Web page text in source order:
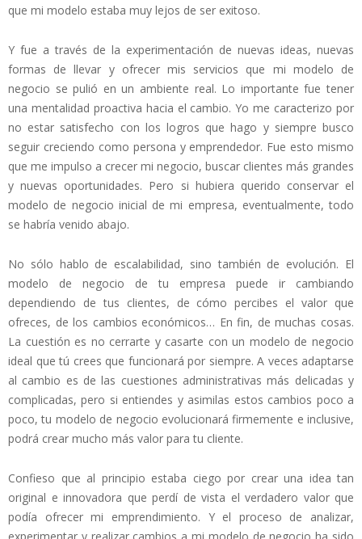
que mi modelo estaba muy lejos de ser exitoso.
Y fue a través de la experimentación de nuevas ideas, nuevas
formas de llevar y ofrecer mis servicios que mi modelo de
negocio se pulió en un ambiente real. Lo importante fue tener
una mentalidad proactiva hacia el cambio. Yo me caracterizo por
no estar satisfecho con los logros que hago y siempre busco
seguir creciendo como persona y emprendedor. Fue esto mismo
que me impulso a crecer mi negocio, buscar clientes más grandes
y nuevas oportunidades. Pero si hubiera querido conservar el
modelo de negocio inicial de mi empresa, eventualmente, todo
se habría venido abajo.
No sólo hablo de escalabilidad, sino también de evolución. El
modelo de negocio de tu empresa puede ir cambiando
dependiendo de tus clientes, de cómo percibes el valor que
ofreces, de los cambios económicos… En fin, de muchas cosas.
La cuestión es no cerrarte y casarte con un modelo de negocio
ideal que tú crees que funcionará por siempre. A veces adaptarse
al cambio es de las cuestiones administrativas más delicadas y
complicadas, pero si entiendes y asimilas estos cambios poco a
poco, tu modelo de negocio evolucionará firmemente e inclusive,
podrá crear mucho más valor para tu cliente.
Confieso que al principio estaba ciego por crear una idea tan
original e innovadora que perdí de vista el verdadero valor que
podía ofrecer mi emprendimiento. Y el proceso de analizar,